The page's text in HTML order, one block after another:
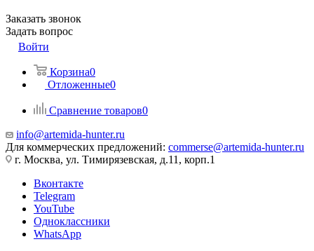
Заказать звонок
Задать вопрос
Войти
Корзина0
Отложенные0
Сравнение товаров0
info@artemida-hunter.ru
Для коммерческих предложений: commerse@artemida-hunter.ru
г. Москва, ул. Тимирязевская, д.11, корп.1
Вконтакте
Telegram
YouTube
Одноклассники
WhatsApp